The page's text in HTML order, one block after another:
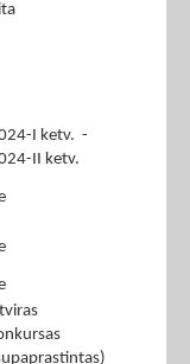
I ketv. -
II ketv.